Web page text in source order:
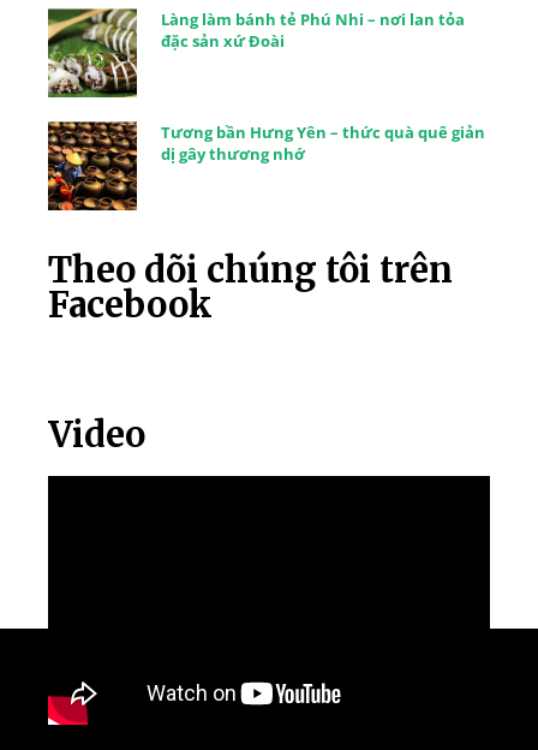
Làng làm bánh tẻ Phú Nhi – nơi lan tỏa
đặc sản xứ Đoài
Tương bần Hưng Yên – thức quà quê giản
dị gây thương nhớ
Theo dõi chúng tôi trên
Facebook
Video